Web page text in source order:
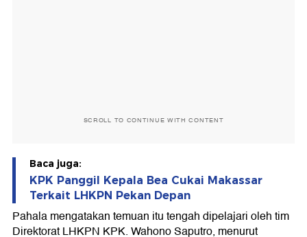
SCROLL TO CONTINUE WITH CONTENT
Baca juga:
KPK Panggil Kepala Bea Cukai Makassar
Terkait LHKPN Pekan Depan
Pahala mengatakan temuan itu tengah dipelajari oleh tim
Direktorat LHKPN KPK. Wahono Saputro, menurut